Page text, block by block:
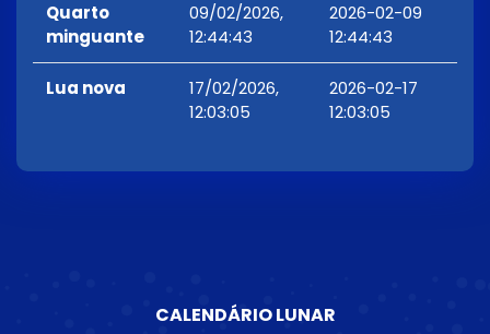
Quarto
minguante
09/02/2026,
12:44:43
2026-02-09
12:44:43
Lua nova
17/02/2026,
12:03:05
2026-02-17
12:03:05
CALENDÁRIO LUNAR